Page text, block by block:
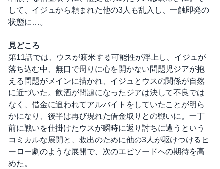
して、イジュから頼まれた他の3人も乱入し、一触即発の
状態に…。
見どころ
第11話では、ウスが渡米する可能性が浮上し、イジュが
落ち込む中、無口で周りに心を開かない問題児ジアが抱
える問題がメインに描かれ、イジュとウスの関係が自然
に近づいた。飲酒が問題になったジアは決して不良では
なく、借金に追われてアルバイトをしていたことが明ら
かになり、後半は再び現れた借金取りとの戦いに。一丁
前に戦いを仕掛けたウスが瞬時に返り討ちに遭うという
コミカルな展開と、救出のために他の3人が駆けつけるヒ
ーロー劇のような展開で、次のエピソードへの期待を高
めた。